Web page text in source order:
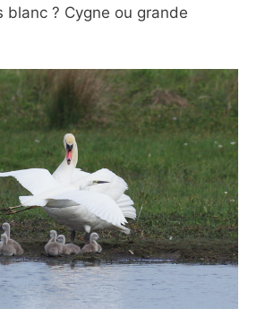
blanc ? Cygne ou grande